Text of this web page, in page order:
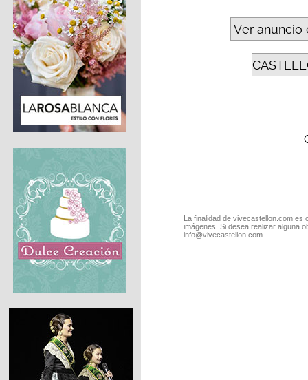
Ver anuncio
La finalidad de vivecastellon.com
imágenes. Si desea realizar alguna
info@vivecastellon.com